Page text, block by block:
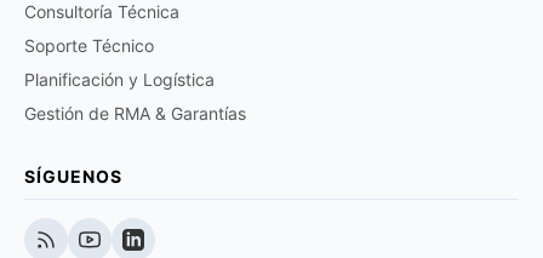
Consultoría Técnica
Soporte Técnico
Planificación y Logística
Gestión de RMA & Garantías
SÍGUENOS